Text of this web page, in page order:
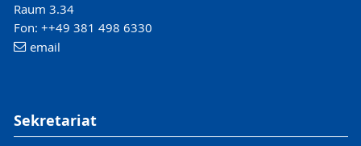
Raum 3.34
Fon: ++49 381 498 6330
email
Sekretariat